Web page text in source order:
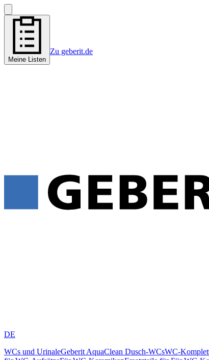
Meine Listen
Zu geberit.de
DE
WCs und UrinaleGeberit AquaClean Dusch-WCsWC-